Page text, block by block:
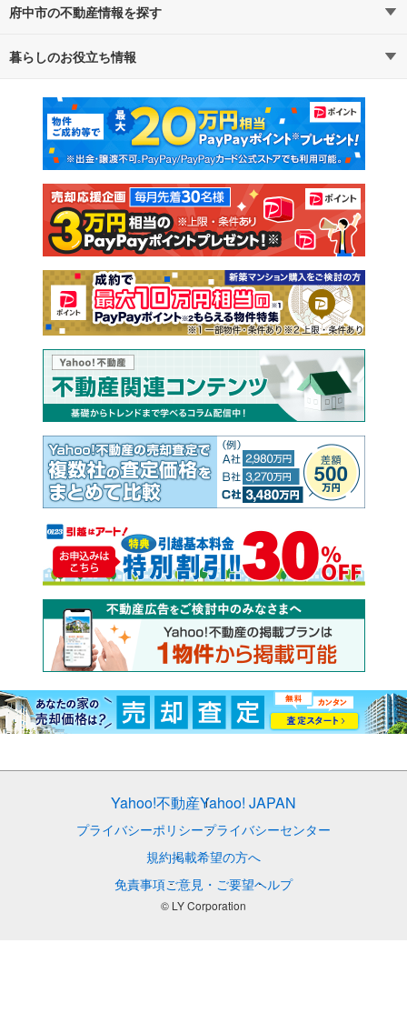
路線・駅から探す
通勤・通学時間から探す
府中市の不動産情報を探す
不動産・住宅
新築マンション 中古マンション
新築一戸建て 中古一戸建て
注文住宅 土地
売却査定
暮らしのお役立ち情報
マンションカタログ 教えて！住まいの先生
Yahoo!不動産Yahoo! JAPAN
プライバシーポリシープライバシーセンター
規約掲載希望の方へ
免責事項ご意見・ご要望ヘルプ
© LY Corporation